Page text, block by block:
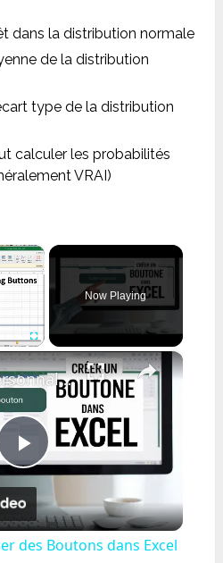
dans la distribution normale
de la distribution
type de la distribution
calculer les probabilités
VRAI)
×
Fullscreen
Now Playing
×
Play
Video
Créer et Personnaliser des Boutons dans Excel Facilement
des Boutons dans Excel